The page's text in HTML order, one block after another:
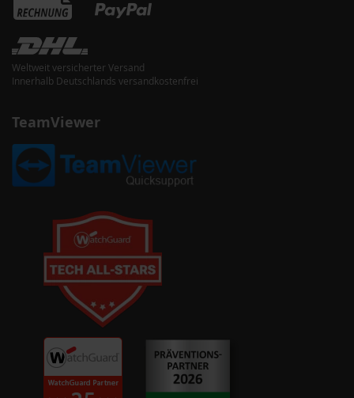
Weltweit versicherter Versand
Innerhalb Deutschlands versandkostenfrei
TeamViewer